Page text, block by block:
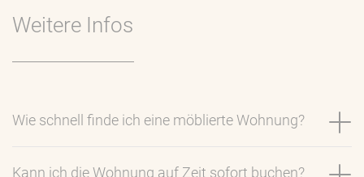
Weitere Infos
Wie schnell finde ich eine möblierte Wohnung?
Kann ich die Wohnung auf Zeit sofort buchen?